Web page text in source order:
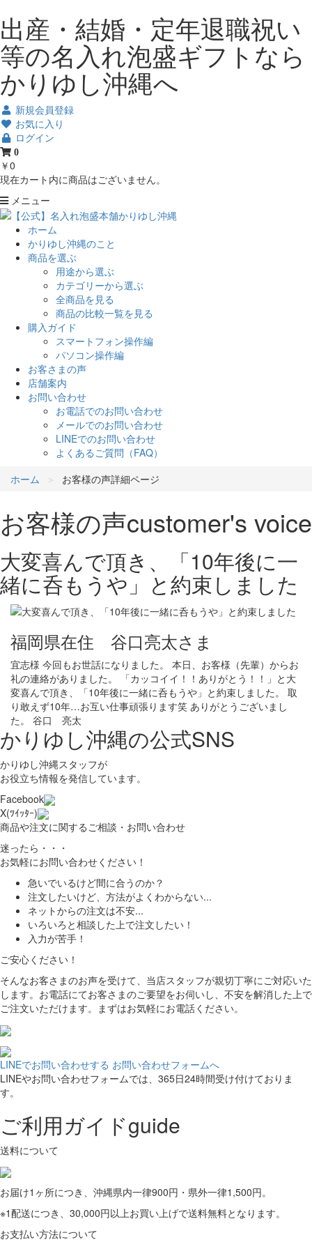
出産・結婚・定年退職祝い
等の名入れ泡盛ギフトなら
かりゆし沖縄へ
新規会員登録
お気に入り
ログイン
0
￥0
現在カート内に商品はございません。
メニュー
ホーム
かりゆし沖縄のこと
商品を選ぶ
用途から選ぶ
カテゴリーから選ぶ
全商品を見る
商品の比較一覧を見る
購入ガイド
スマートフォン操作編
パソコン操作編
お客さまの声
店舗案内
お問い合わせ
お電話でのお問い合わせ
メールでのお問い合わせ
LINEでのお問い合わせ
よくあるご質問（FAQ）
ホーム
お客様の声詳細ページ
お客様の声customer's voice
大変喜んで頂き、「10年後に一
緒に呑もうや」と約束しました
福岡県在住 谷口亮太さま
宜志様 今回もお世話になりました。 本日、お客様（先輩）からお
礼の連絡がありました。 「カッコイイ！！ありがとう！！」と大
変喜んで頂き、「10年後に一緒に呑もうや」と約束しました。 取
り敢えず10年…お互い仕事頑張ります笑 ありがとうございまし
た。 谷口 亮太
かりゆし沖縄の公式SNS
かりゆし沖縄スタッフが
お役立ち情報を発信しています。
Facebook
X(ﾂｲｯﾀｰ)
商品や注文に関するご相談・お問い合わせ
迷ったら・・・
お気軽にお問い合わせください！
急いでいるけど間に合うのか？
注文したいけど、方法がよくわからない...
ネットからの注文は不安...
いろいろと相談した上で注文したい！
入力が苦手！
ご安心ください！
そんなお客さまのお声を受けて、当店スタッフが親切丁寧にご対応いた
します。お電話にてお客さまのご要望をお伺いし、不安を解消した上で
ご注文いただけます。まずはお気軽にお電話ください。
LINEでお問い合わせする お問い合わせフォームへ
LINEやお問い合わせフォームでは、365日24時間受け付けておりま
す。
ご利用ガイドguide
送料について
お届け1ヶ所につき、沖縄県内一律900円・県外一律1,500円。
※1配送につき、30,000円以上お買い上げで送料無料となります。
お支払い方法について